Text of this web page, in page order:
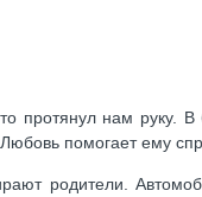
протянул нам
помогает ему
родители.